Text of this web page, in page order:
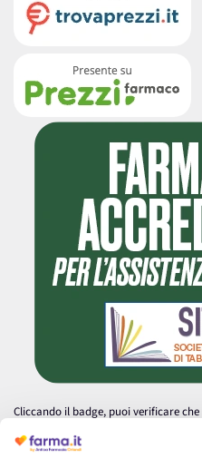
Cliccando il badge, puoi verificare
autorizzata dal Ministero della
medicinali.